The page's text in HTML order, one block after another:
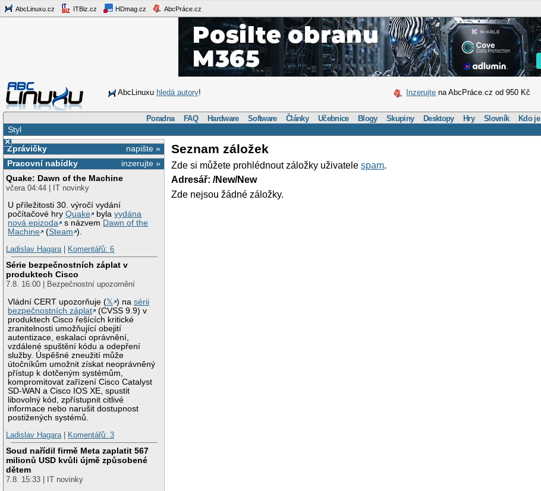
AbcLinuxu.cz ITBiz.cz HDmag.cz AbcPráce.cz
AbcLinuxu hledá autory! Inzerujte na AbcPráce.cz od 950 Kč
Poradna FAQ Hardware Software Články Učebnice Blogy Skupiny Desktopy Hry Slovník Kdo je
Styl
×
napište »
Zprávičky
inzerujte »
Pracovní nabídky
Quake: Dawn of the Machine
včera 04:44 | IT novinky
U příležitosti 30. výročí vydání
počítačové hryQuake bylavydána
nová epizoda
s názvem Dawn of the
Machine
(Steam ).
Ladislav Hagara| Komentářů: 6
Série bezpečnostních záplat v
produktech Cisco
7.8. 16:00 | Bezpečnostní upozornění
Vládní CERT upozorňuje (𝕏 ) nasérii
bezpečnostních záplat
(CVSS 9.9) v
produktech Cisco řešících kritické
zranitelnosti umožňující obejití
autentizace, eskalaci oprávnění,
vzdálené spuštění kódu a odepření
služby. Úspěšné zneužití může
útočníkům umožnit získat neoprávněný
přístup k dotčeným systémům,
kompromitovat zařízení Cisco Catalyst
SD-WAN a Cisco IOS XE, spustit
libovolný kód, zpřístupnit citlivé
informace nebo narušit dostupnost
postižených systémů.
Ladislav Hagara| Komentářů: 3
Soud nařídil firmě Meta zaplatit 567
milionů USD kvůli újmě způsobené
dětem
7.8. 15:33 | IT novinky
Seznam záložek
Zde si můžete prohlédnout záložky uživatelespam.
Adresář: /New/New
Zde nejsou žádné záložky.